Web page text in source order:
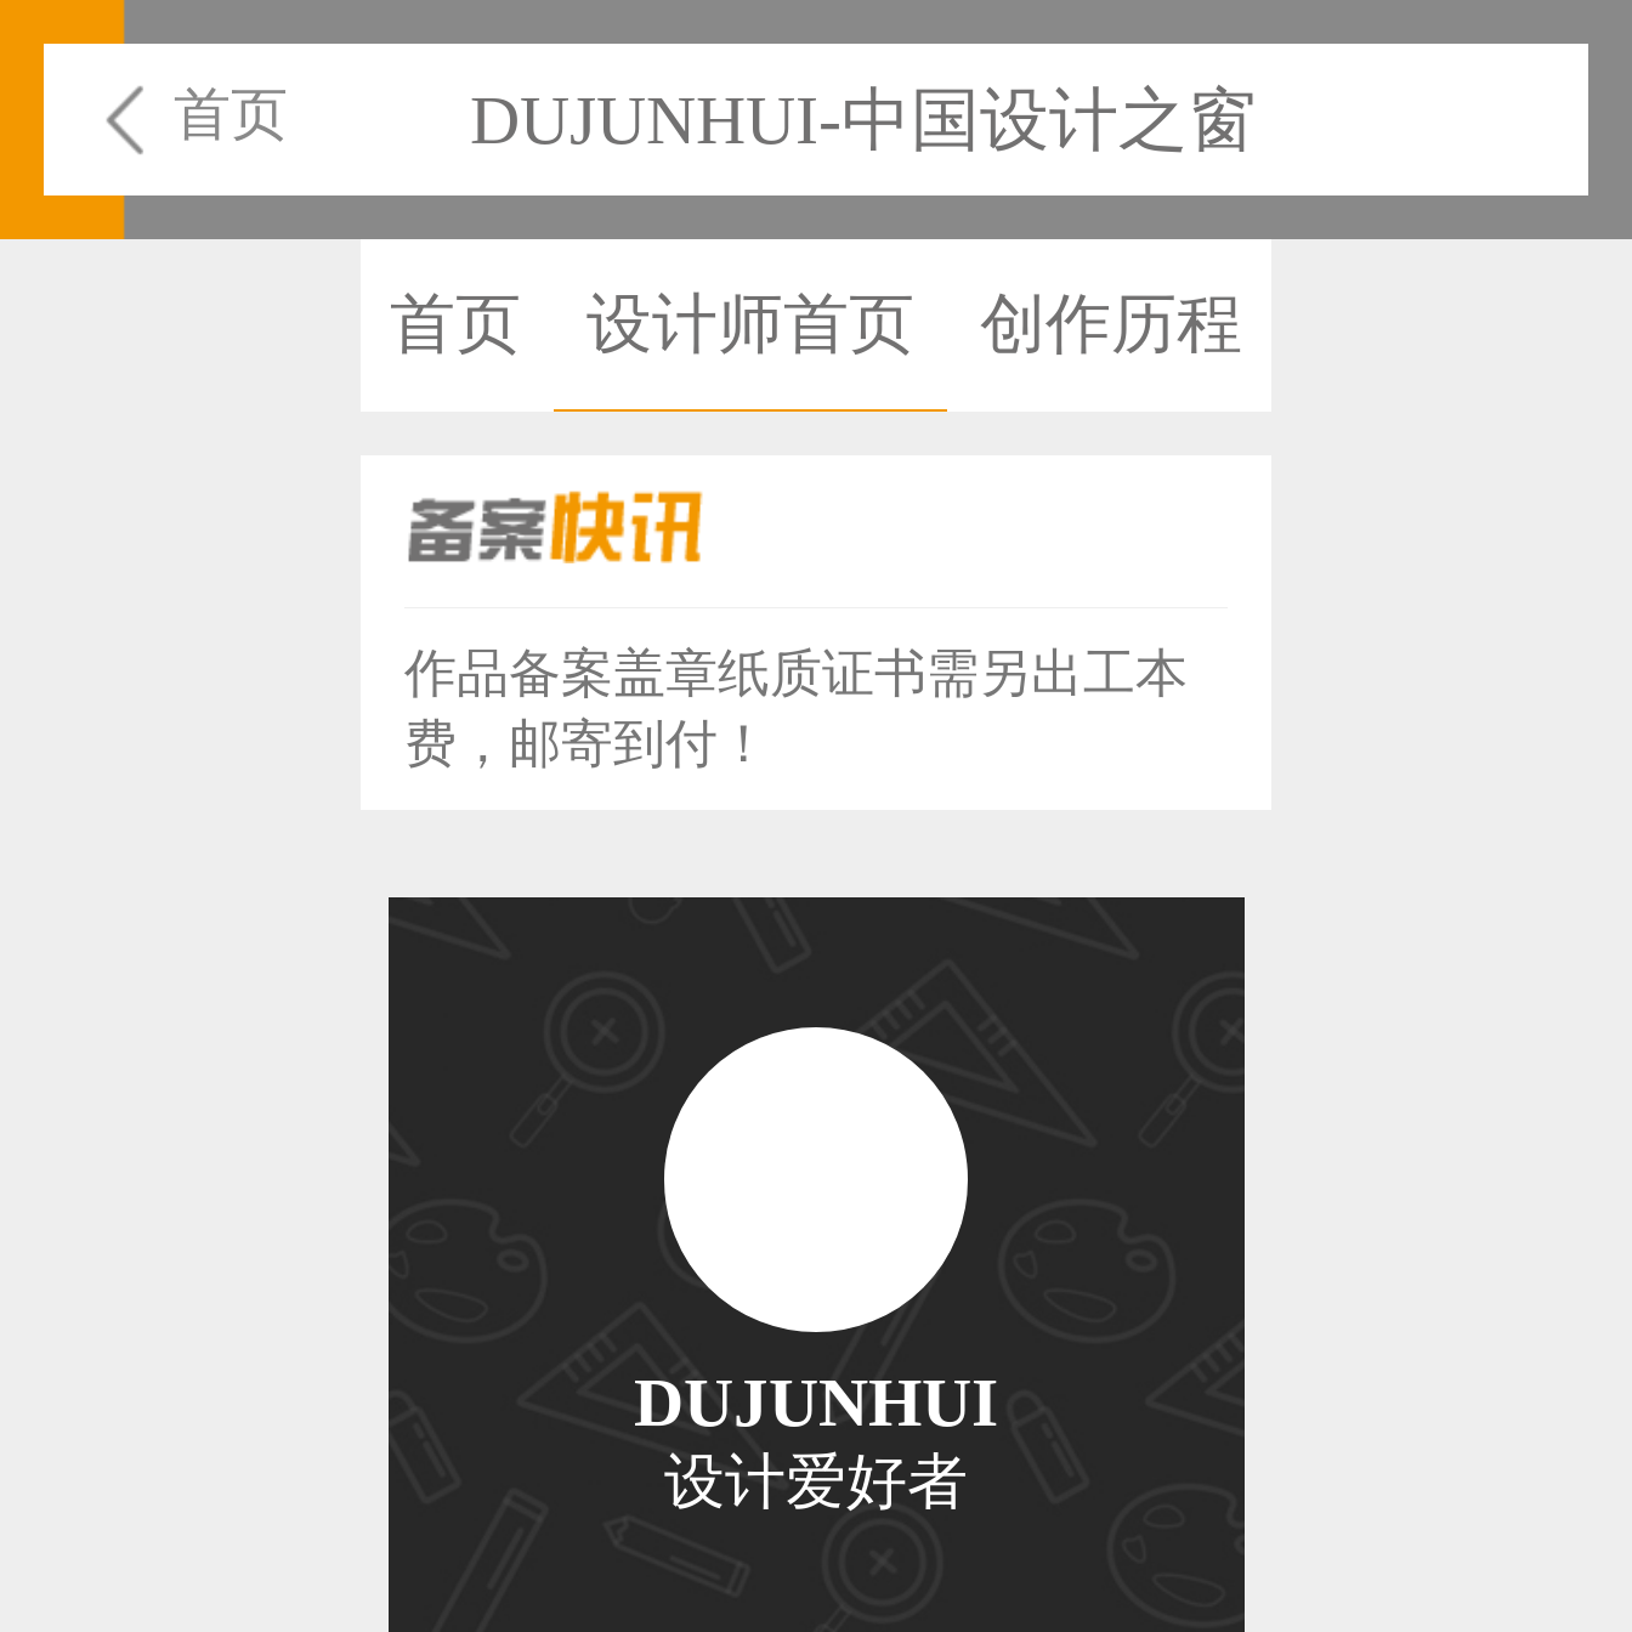
首页 DUJUNHUI-中国设计之窗
首页 设计师首页 创作历程
恭喜150****6483用户作品已成功备案！
恭喜133****6466用户作品已成功备案！
恭喜131****1475用户作品已成功备案！
恭喜133****8874用户作品已成功备案！
作品备案盖章纸质证书需另出工本
费，邮寄到付！
DUJUNHUI
设计爱好者